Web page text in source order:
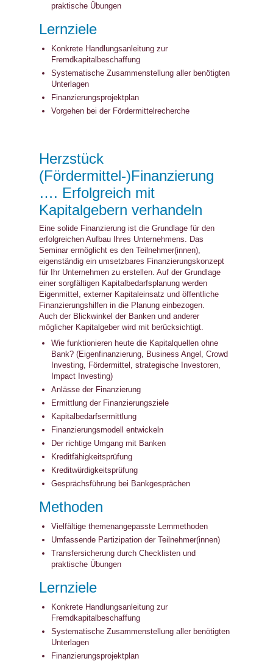
praktische Übungen
Lernziele
Konkrete Handlungsanleitung zur
Fremdkapitalbeschaffung
Systematische Zusammenstellung aller benötigten
Unterlagen
Finanzierungsprojektplan
Vorgehen bei der Fördermittelrecherche
Herzstück
(Fördermittel-)Finanzierung
…. Erfolgreich mit
Kapitalgebern verhandeln
Eine solide Finanzierung ist die Grundlage für den
erfolgreichen Aufbau Ihres Unternehmens. Das
Seminar ermöglicht es den Teilnehmer(innen),
eigenständig ein umsetzbares Finanzierungskonzept
für Ihr Unternehmen zu erstellen. Auf der Grundlage
einer sorgfältigen Kapitalbedarfsplanung werden
Eigenmittel, externer Kapitaleinsatz und öffentliche
Finanzierungshilfen in die Planung einbezogen.
Auch der Blickwinkel der Banken und anderer
möglicher Kapitalgeber wird mit berücksichtigt.
Wie funktionieren heute die Kapitalquellen ohne
Bank? (Eigenfinanzierung, Business Angel, Crowd
Investing, Fördermittel, strategische Investoren,
Impact Investing)
Anlässe der Finanzierung
Ermittlung der Finanzierungsziele
Kapitalbedarfsermittlung
Finanzierungsmodell entwickeln
Der richtige Umgang mit Banken
Kreditfähigkeitsprüfung
Kreditwürdigkeitsprüfung
Gesprächsführung bei Bankgesprächen
Methoden
Vielfältige themenangepasste Lernmethoden
Umfassende Partizipation der Teilnehmer(innen)
Transfersicherung durch Checklisten und
praktische Übungen
Lernziele
Konkrete Handlungsanleitung zur
Fremdkapitalbeschaffung
Systematische Zusammenstellung aller benötigten
Unterlagen
Finanzierungsprojektplan